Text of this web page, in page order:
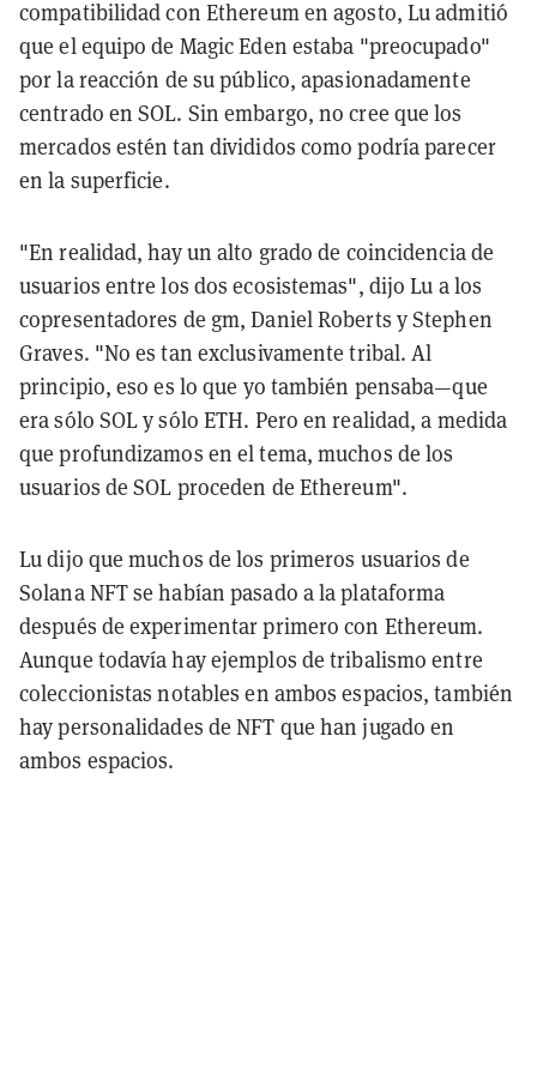
compatibilidad con Ethereum en agosto, Lu admitió
que el equipo de Magic Eden estaba "preocupado"
por la reacción de su público, apasionadamente
centrado en SOL. Sin embargo, no cree que los
mercados estén tan divididos como podría parecer
en la superficie.
"En realidad, hay un alto grado de coincidencia de
usuarios entre los dos ecosistemas", dijo Lu a los
copresentadores de gm, Daniel Roberts y Stephen
Graves. "No es tan exclusivamente tribal. Al
principio, eso es lo que yo también pensaba—que
era sólo SOL y sólo ETH. Pero en realidad, a medida
que profundizamos en el tema, muchos de los
usuarios de SOL proceden de Ethereum".
Lu dijo que muchos de los primeros usuarios de
Solana NFT se habían pasado a la plataforma
después de experimentar primero con Ethereum.
Aunque todavía hay ejemplos de tribalismo entre
coleccionistas notables en ambos espacios, también
hay personalidades de NFT que han jugado en
ambos espacios.